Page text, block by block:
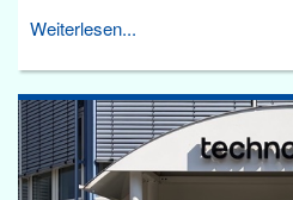
Weiterlesen...